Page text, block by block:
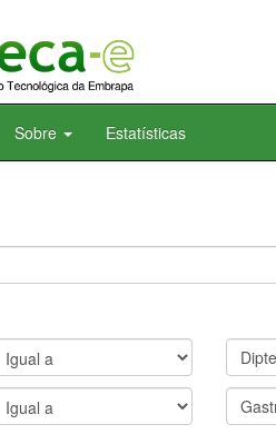
Sobre Estatísticas